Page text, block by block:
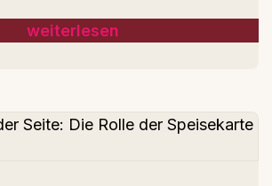
weiterlesen